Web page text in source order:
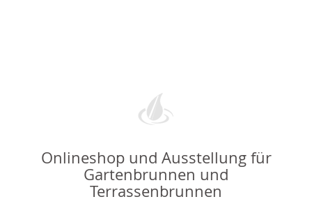
Onlineshop und Ausstellung für
Gartenbrunnen und
Terrassenbrunnen